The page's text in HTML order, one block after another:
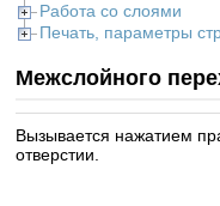
Работа со слоями
Печать, параметры
Межслойного
Вызывается нажатием
отверстии.